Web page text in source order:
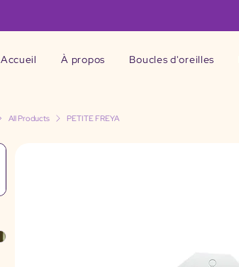
Accueil À propos Boucles d'oreilles
All Products PETITE FREYA